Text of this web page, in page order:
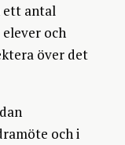
ett antal
och
över det
och i